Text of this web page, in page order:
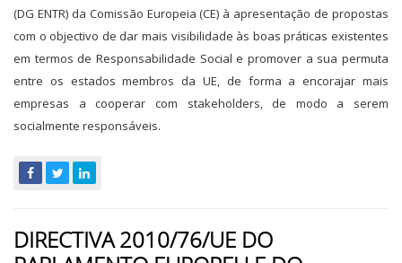
(DG ENTR) da Comissão Europeia (CE) à apresentação de propostas
com o objectivo de dar mais visibilidade às boas práticas existentes
em termos de Responsabilidade Social e promover a sua permuta
entre os estados membros da UE, de forma a encorajar mais
empresas a cooperar com stakeholders, de modo a serem
socialmente responsáveis.
DIRECTIVA 2010/76/UE DO